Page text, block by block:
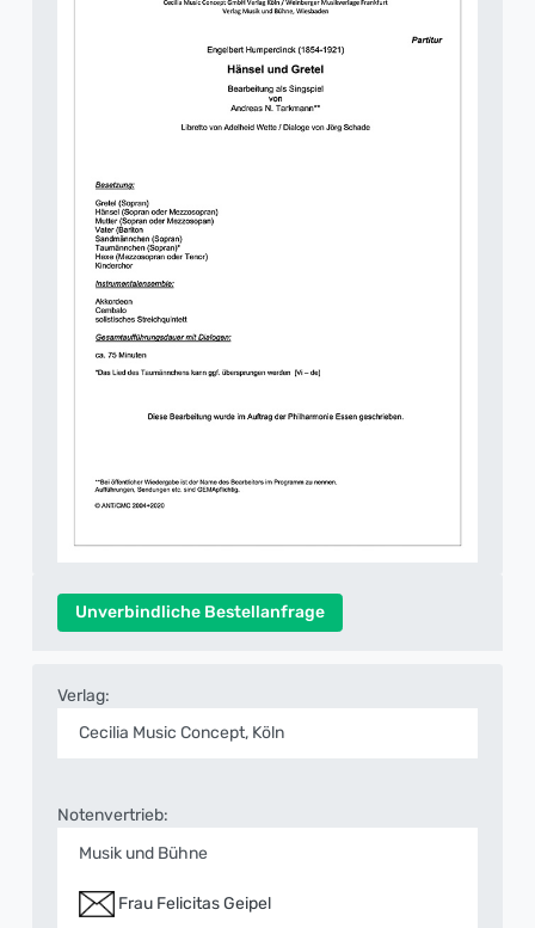
Unverbindliche Bestellanfrage
Verlag:
Cecilia Music Concept, Köln
Notenvertrieb:
Musik und Bühne
Frau Felicitas Geipel